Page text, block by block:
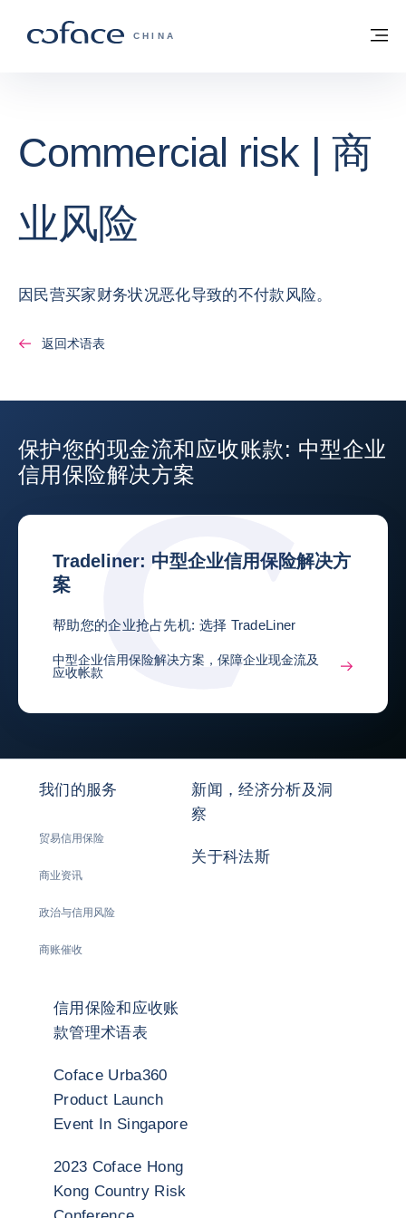
科法斯：携手共创安全贸易 - 首页
CHINA
返回首页
Commercial risk | 商
业风险
因民营买家财务状况恶化导致的不付款风险。
返回术语表
保护您的现金流和应收账款: 中型企业
信用保险解决方案
Tradeliner: 中型企业信用保险解决方
案
帮助您的企业抢占先机: 选择 TradeLiner
中型企业信用保险解决方案，保障企业现金流及
应收帐款
我们的服务
贸易信用保险
商业资讯
政治与信用风险
商账催收
新闻，经济分析及洞
察
关于科法斯
信用保险和应收账
款管理术语表
Coface Urba360
Product Launch
Event In Singapore
2023 Coface Hong
Kong Country Risk